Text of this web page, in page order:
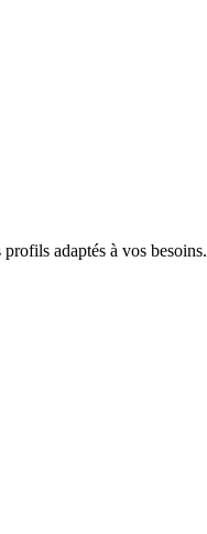
adaptés à vos besoins.